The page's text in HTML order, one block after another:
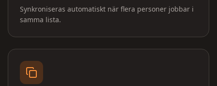
Synkroniseras automatiskt när flera personer jobbar i
samma lista.